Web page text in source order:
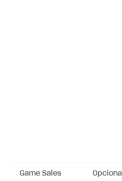
Game Sales Opcional